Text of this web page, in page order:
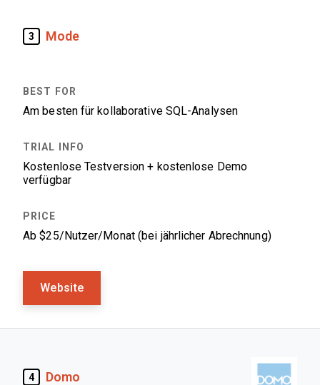
3 Mode
Am besten für kollaborative SQL-Analysen
Kostenlose Testversion + kostenlose Demo
verfügbar
Ab $25/Nutzer/Monat (bei jährlicher Abrechnung)
Website
4 Domo